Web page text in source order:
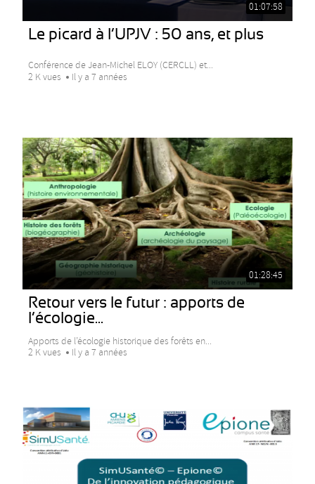
01:07:58
Le picard à l’UPJV : 50 ans, et plus
Conférence de Jean-Michel ELOY (CERCLL) et...
2 K vues
Il y a 7 années
01:28:45
Retour vers le futur : apports de
l’écologie...
Apports de l’écologie historique des forêts en...
2 K vues
Il y a 7 années